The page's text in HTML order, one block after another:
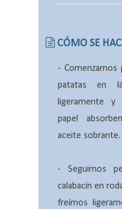
CÓMO SE
-
patatas en
ligeramente y
papel
aceite sobrante.
- Seguimos
calabacín en
freímos